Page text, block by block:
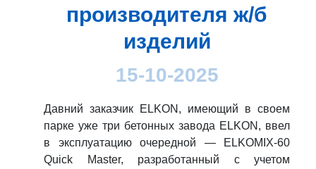
производителя ж/б
изделий
15-10-2025
Давний заказчик ELKON, имеющий в своем
парке уже три бетонных завода ELKON, ввел
в эксплуатацию очередной — ELKOMIX-60
Quick Master, разработанный с учетом